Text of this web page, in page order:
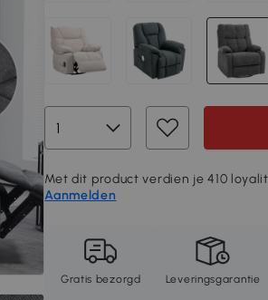
Met dit product verdien je 410
Aanmelden
Gratis bezorgd Leveringsgarantie